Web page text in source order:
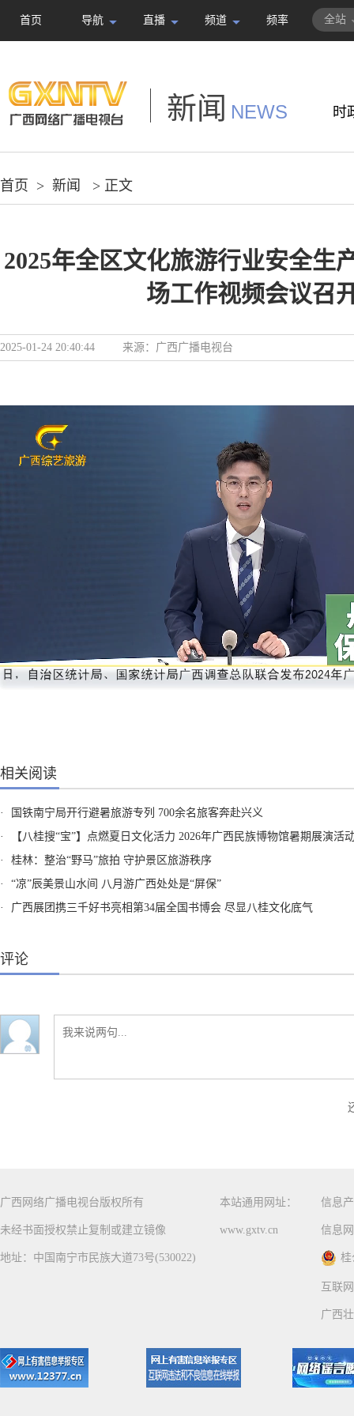
首页 导航 直播 频道 频率 全站
新闻 NEWS 时
首页 > 新闻 > 正文
2025年全区文化旅游行业安全生
场工作视频会议召
2025-01-24 20:40:44 来源： 广西广播电视台
相关阅读
·
国铁南宁局开行避暑旅游专列 700余名旅客奔赴兴义
·
【八桂搜“宝”】点燃夏日文化活力 2026年广西民族博物馆暑期展演活
·
桂林：整治“野马”旅拍 守护景区旅游秩序
·
“凉”辰美景山水间 八月游广西处处是“屏保”
·
广西展团携三千好书亮相第34届全国书博会 尽显八桂文化底气
评论
广西网络广播电视台版权所有
未经书面授权禁止复制或建立镜像
地址：中国南宁市民族大道73号(530022)
本站通用网址：
www.gxtv.cn
信息
信息
桂
互联
广西